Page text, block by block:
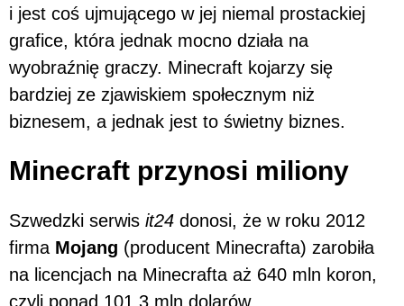
i jest coś ujmującego w jej niemal prostackiej
grafice, która jednak mocno działa na
wyobraźnię graczy. Minecraft kojarzy się
bardziej ze zjawiskiem społecznym niż
biznesem, a jednak jest to świetny biznes.
Minecraft przynosi miliony
Szwedzki serwis it24 donosi, że w roku 2012
firma Mojang (producent Minecrafta) zarobiła
na licencjach na Minecrafta aż 640 mln koron,
czyli ponad 101,3 mln dolarów.